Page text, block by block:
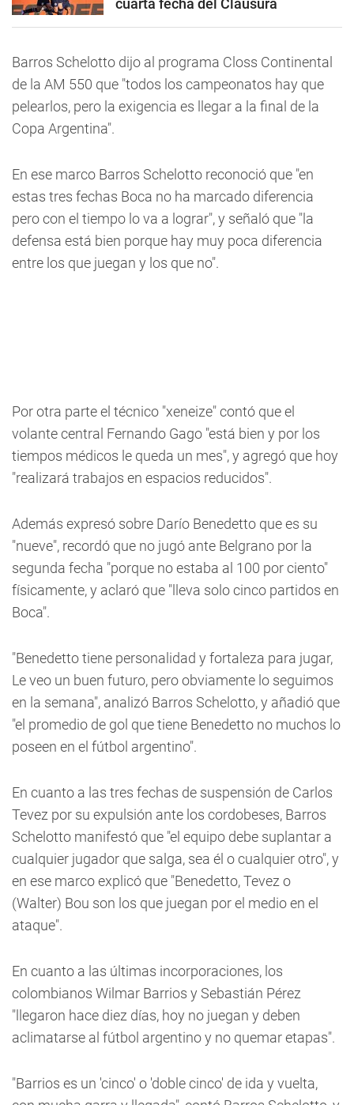
Barros Schelotto dijo al programa Closs Continental
de la AM 550 que "todos los campeonatos hay que
pelearlos, pero la exigencia es llegar a la final de la
Copa Argentina".
En ese marco Barros Schelotto reconoció que "en
estas tres fechas Boca no ha marcado diferencia
pero con el tiempo lo va a lograr", y señaló que "la
defensa está bien porque hay muy poca diferencia
entre los que juegan y los que no".
Por otra parte el técnico "xeneize" contó que el
volante central Fernando Gago "está bien y por los
tiempos médicos le queda un mes", y agregó que hoy
"realizará trabajos en espacios reducidos".
Además expresó sobre Darío Benedetto que es su
"nueve", recordó que no jugó ante Belgrano por la
segunda fecha "porque no estaba al 100 por ciento"
físicamente, y aclaró que "lleva solo cinco partidos en
Boca".
"Benedetto tiene personalidad y fortaleza para jugar,
Le veo un buen futuro, pero obviamente lo seguimos
en la semana", analizó Barros Schelotto, y añadió que
"el promedio de gol que tiene Benedetto no muchos lo
poseen en el fútbol argentino".
En cuanto a las tres fechas de suspensión de Carlos
Tevez por su expulsión ante los cordobeses, Barros
Schelotto manifestó que "el equipo debe suplantar a
cualquier jugador que salga, sea él o cualquier otro", y
en ese marco explicó que "Benedetto, Tevez o
(Walter) Bou son los que juegan por el medio en el
ataque".
En cuanto a las últimas incorporaciones, los
colombianos Wilmar Barrios y Sebastián Pérez
"llegaron hace diez días, hoy no juegan y deben
aclimatarse al fútbol argentino y no quemar etapas".
"Barrios es un 'cinco' o 'doble cinco' de ida y vuelta,